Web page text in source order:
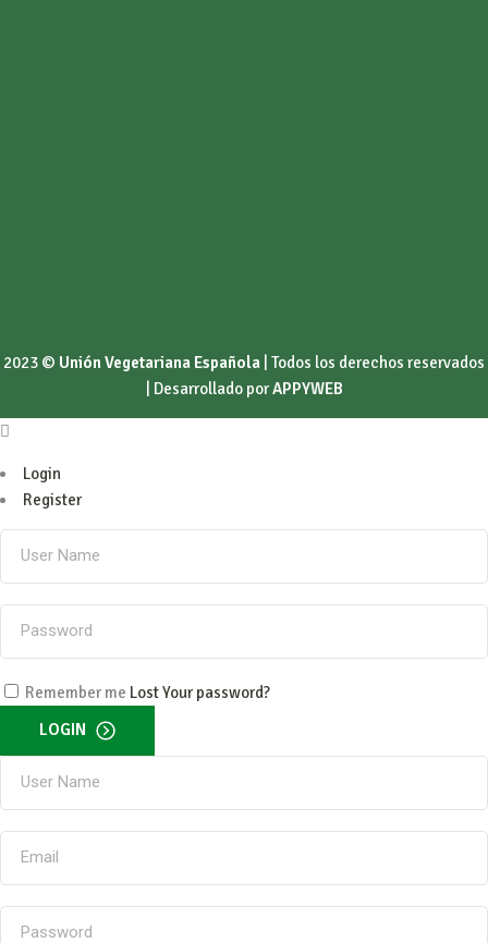
2023 © Unión Vegetariana Española | Todos los derechos reservados
| Desarrollado porAPPYWEB
Login
Register
Remember me Lost Your password?
LOGIN